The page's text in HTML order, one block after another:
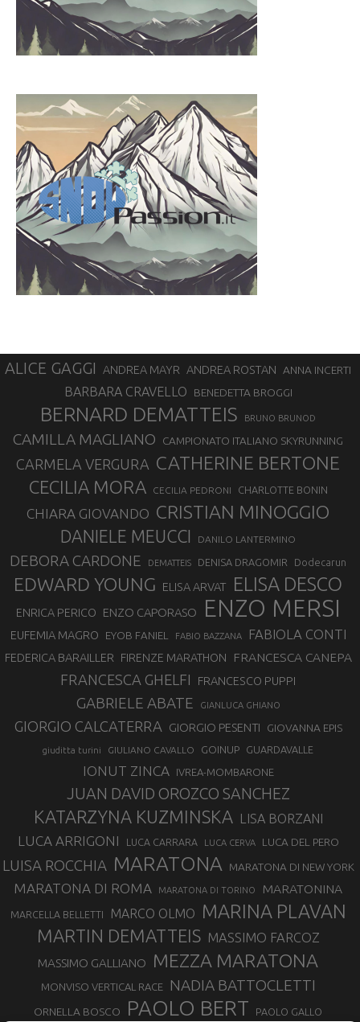
ALICE GAGGI ANDREA MAYR ANDREA ROSTAN ANNA INCERTI
BARBARA CRAVELLO BENEDETTA BROGGI
BERNARD DEMATTEIS BRUNO BRUNOD
CAMILLA MAGLIANO CAMPIONATO ITALIANO SKYRUNNING
CARMELA VERGURA CATHERINE BERTONE
CECILIA MORA CECILIA PEDRONI CHARLOTTE BONIN
CHIARA GIOVANDO CRISTIAN MINOGGIO
DANIELE MEUCCI DANILO LANTERMINO
DEBORA CARDONE DEMATTEIS DENISA DRAGOMIR Dodecarun
EDWARD YOUNG ELISA ARVAT ELISA DESCO
ENRICA PERICO ENZO CAPORASO ENZO MERSI
EUFEMIA MAGRO EYOB FANIEL FABIO BAZZANA FABIOLA CONTI
FEDERICA BARAILLER FIRENZE MARATHON FRANCESCA CANEPA
FRANCESCA GHELFI FRANCESCO PUPPI
GABRIELE ABATE GIANLUCA GHIANO
GIORGIO CALCATERRA GIORGIO PESENTI GIOVANNA EPIS
giuditta turini GIULIANO CAVALLO GOINUP GUARDAVALLE
IONUT ZINCA IVREA-MOMBARONE
JUAN DAVID OROZCO SANCHEZ
KATARZYNA KUZMINSKA LISA BORZANI
LUCA ARRIGONI LUCA CARRARA LUCA CERVA LUCA DEL PERO
LUISA ROCCHIA MARATONA MARATONA DI NEW YORK
MARATONA DI ROMA MARATONA DI TORINO MARATONINA
MARCELLA BELLETTI MARCO OLMO MARINA PLAVAN
MARTIN DEMATTEIS MASSIMO FARCOZ
MASSIMO GALLIANO MEZZA MARATONA
MONVISO VERTICAL RACE NADIA BATTOCLETTI
ORNELLA BOSCO PAOLO BERT PAOLO GALLO